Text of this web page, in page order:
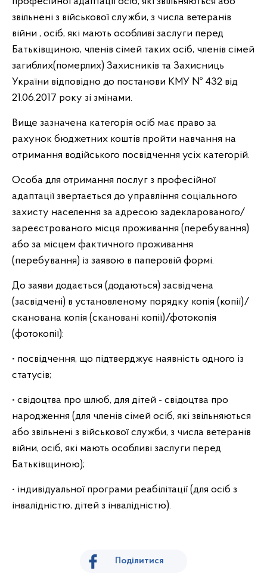
звільнені з військової служби, з числа ветеранів
війни , осіб, які мають особливі заслуги перед
Батьківщиною, членів сімей таких осіб, членів сімей
загиблих(померлих) Захисників та Захисниць
України відповідно до постанови КМУ № 432 від
21.06.2017 року зі змінами.
Вище зазначена категорія осіб має право за
рахунок бюджетних коштів пройти навчання на
отримання водійського посвідчення усіх категорій.
Особа для отримання послуг з професійної
адаптації звертається до управління соціального
захисту населення за адресою задекларованого/
зареєстрованого місця проживання (перебування)
або за місцем фактичного проживання
(перебування) із заявою в паперовій формі.
До заяви додається (додаються) засвідчена
(засвідчені) в установленому порядку копія (копії)/
сканована копія (скановані копії)/фотокопія
(фотокопії):
• посвідчення, що підтверджує наявність одного із
статусів;
• свідоцтва про шлюб, для дітей - свідоцтва про
народження (для членів сімей осіб, які звільняються
або звільнені з військової служби, з числа ветеранів
війни, осіб, які мають особливі заслуги перед
Батьківщиною);
• індивідуальної програми реабілітації (для осіб з
інвалідністю, дітей з інвалідністю).
Поділитися